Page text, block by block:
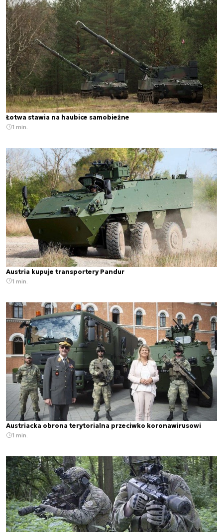
Łotwa stawia na haubice samobieżne
1 min.
Austria kupuje transportery Pandur
1 min.
Austriacka obrona terytorialna przeciwko koronawirusowi
1 min.